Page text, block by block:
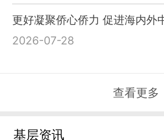
更好凝聚侨心侨力 促进海内外
2026-07-28
查看更多
基层资讯